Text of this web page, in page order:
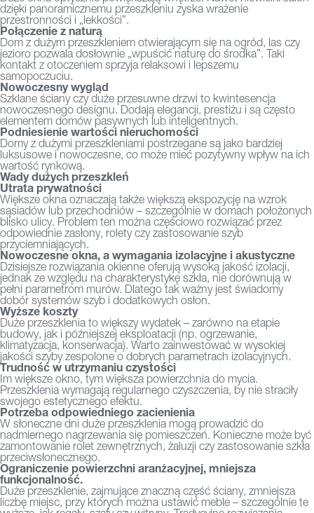
dzięki panoramicznemu przeszkleniu zyska wrażenie
przestronności i „lekkości”.
Połączenie z naturą
Dom z dużym przeszkleniem otwierającym się na ogród, las czy
jezioro pozwala dosłownie „wpuścić naturę do środka”. Taki
kontakt z otoczeniem sprzyja relaksowi i lepszemu
samopoczuciu.
Nowoczesny wygląd
Szklane ściany czy duże przesuwne drzwi to kwintesencja
nowoczesnego designu. Dodają elegancji, prestiżu i są często
elementem domów pasywnych lub inteligentnych.
Podniesienie wartości nieruchomości
Domy z dużymi przeszkleniami postrzegane są jako bardziej
luksusowe i nowoczesne, co może mieć pozytywny wpływ na ich
wartość rynkową.
Wady dużych przeszkleń
Utrata prywatności
Większe okna oznaczają także większą ekspozycję na wzrok
sąsiadów lub przechodniów – szczególnie w domach położonych
blisko ulicy. Problem ten można częściowo rozwiązać przez
odpowiednie zasłony, rolety czy zastosowanie szyb
przyciemniających.
Nowoczesne okna, a wymagania izolacyjne i akustyczne
Dzisiejsze rozwiązania okienne oferują wysoką jakość izolacji,
jednak ze względu na charakterystykę szkła, nie dorównują w
pełni parametrom murów. Dlatego tak ważny jest świadomy
dobór systemów szyb i dodatkowych osłon.
Wyższe koszty
Duże przeszklenia to większy wydatek – zarówno na etapie
budowy, jak i późniejszej eksploatacji (np. ogrzewanie,
klimatyzacja, konserwacja). Warto zainwestować w wysokiej
jakości szyby zespolone o dobrych parametrach izolacyjnych.
Trudność w utrzymaniu czystości
Im większe okno, tym większa powierzchnia do mycia.
Przeszklenia wymagają regularnego czyszczenia, by nie straciły
swojego estetycznego efektu.
Potrzeba odpowiedniego zacienienia
W słoneczne dni duże przeszklenia mogą prowadzić do
nadmiernego nagrzewania się pomieszczeń. Konieczne może być
zamontowanie rolet zewnętrznych, żaluzji czy zastosowanie szkła
przeciwsłonecznego.
Ograniczenie powierzchni aranżacyjnej, mniejsza
funkcjonalność.
Duże przeszklenie, zajmujące znaczną część ściany, zmniejsza
liczbę miejsc, przy których można ustawić meble – szczególnie te